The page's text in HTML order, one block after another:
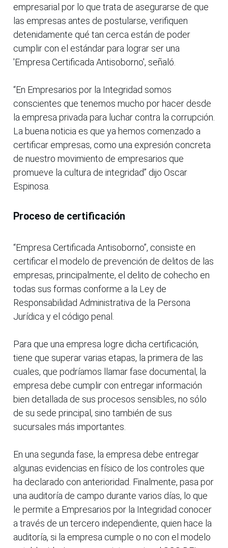
empresarial por lo que trata de asegurarse de que
las empresas antes de postularse, verifiquen
detenidamente qué tan cerca están de poder
cumplir con el estándar para lograr ser una
'Empresa Certificada Antisoborno', señaló.
“En Empresarios por la Integridad somos
conscientes que tenemos mucho por hacer desde
la empresa privada para luchar contra la corrupción.
La buena noticia es que ya hemos comenzado a
certificar empresas, como una expresión concreta
de nuestro movimiento de empresarios que
promueve la cultura de integridad” dijo Oscar
Espinosa.
Proceso de certificación
“Empresa Certificada Antisoborno”, consiste en
certificar el modelo de prevención de delitos de las
empresas, principalmente, el delito de cohecho en
todas sus formas conforme a la Ley de
Responsabilidad Administrativa de la Persona
Jurídica y el código penal.
Para que una empresa logre dicha certificación,
tiene que superar varias etapas, la primera de las
cuales, que podríamos llamar fase documental, la
empresa debe cumplir con entregar información
bien detallada de sus procesos sensibles, no sólo
de su sede principal, sino también de sus
sucursales más importantes.
En una segunda fase, la empresa debe entregar
algunas evidencias en físico de los controles que
ha declarado con anterioridad. Finalmente, pasa por
una auditoría de campo durante varios días, lo que
le permite a Empresarios por la Integridad conocer
a través de un tercero independiente, quien hace la
auditoría, si la empresa cumple o no con el modelo